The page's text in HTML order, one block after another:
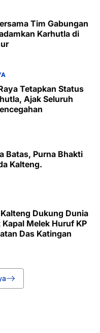
Tim Gabungan
Karhutla di
Tetapkan Status
Ajak Seluruh
Batas, Purna Bhakti
Kalteng.
Dukung Dunia
Melek Huruf KP
Das Katingan